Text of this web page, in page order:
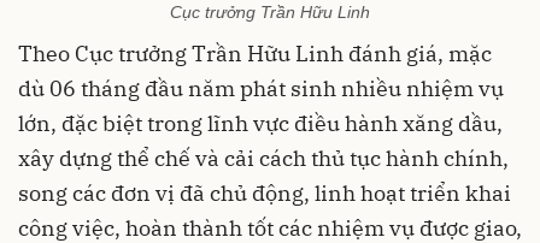
Cục trưởng Trần Hữu Linh
Theo Cục trưởng Trần Hữu Linh đánh giá, mặc
dù 06 tháng đầu năm phát sinh nhiều nhiệm vụ
lớn, đặc biệt trong lĩnh vực điều hành xăng dầu,
xây dựng thể chế và cải cách thủ tục hành chính,
song các đơn vị đã chủ động, linh hoạt triển khai
công việc, hoàn thành tốt các nhiệm vụ được giao,